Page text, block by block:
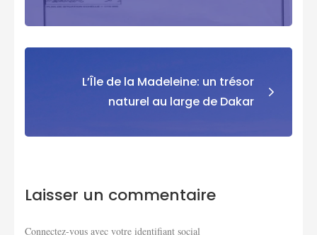
L’Île de la Madeleine: un trésor
naturel au large de Dakar
Laisser un commentaire
Connectez-vous avec votre identifiant social